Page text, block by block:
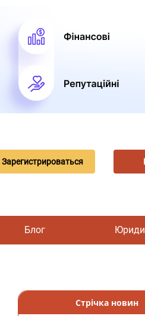
Зарегистрироваться
Блог
Стрічка новин